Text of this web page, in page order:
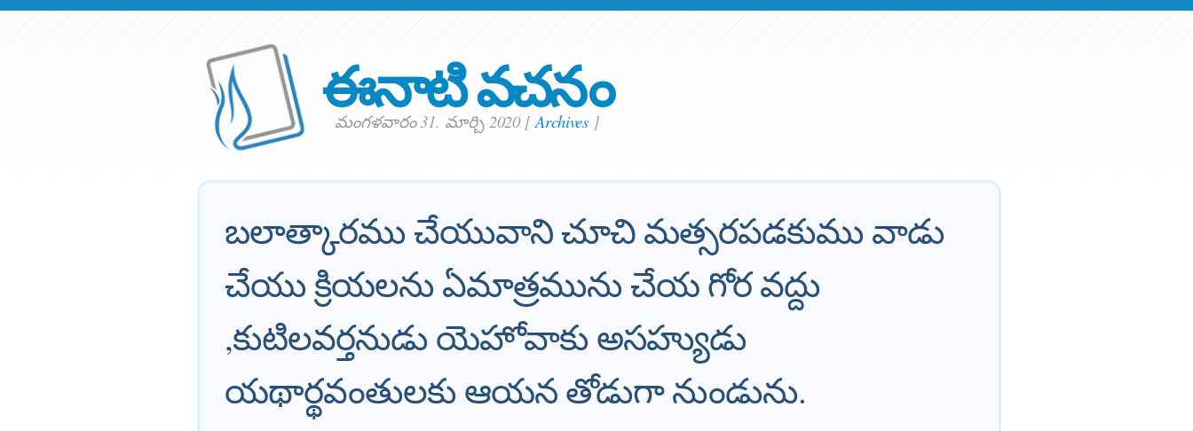
ఈనాటి వచనం
మంగళవారం 31. మార్చి 2020 [Archives ]
బలాత్కారము చేయువాని చూచి మత్సరపడకుము వాడు
చేయు క్రియలను ఏమాత్రమును చేయ గోర వద్దు
,కుటిలవర్తనుడు యెహోవాకు అసహ్యుడు
యథార్థవంతులకు ఆయన తోడుగా నుండును.